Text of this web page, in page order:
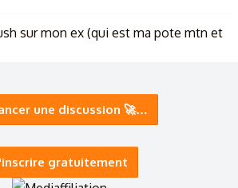
sur mon ex (qui est ma pote mtn et
en couple ici ?
?
une discussion 🚀…
gratuitement